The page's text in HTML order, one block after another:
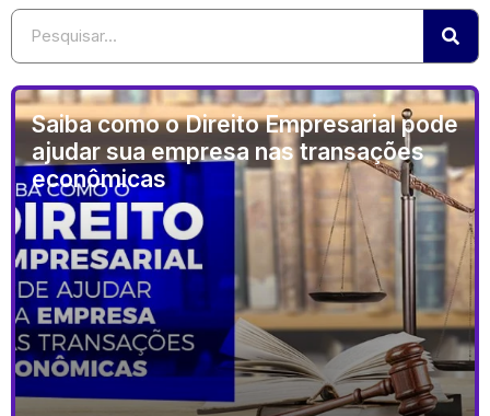
Saiba como o Direito Empresarial pode
ajudar sua empresa nas transações
econômicas